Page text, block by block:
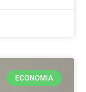
ECONOMIA